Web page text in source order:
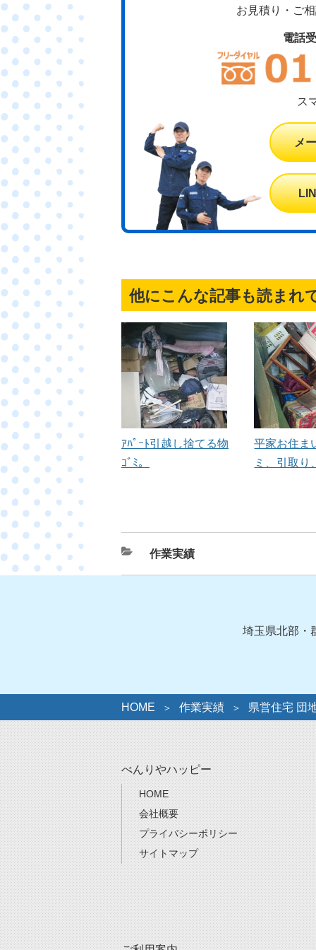
お見積り・ご
電話
ス
メ
他にこんな記事も読まれ
ｱﾊﾟｰﾄ引越し捨てる物
ｺﾞﾐ。
平家お住ま
ミ、引取り
カ
テ
作業実績
埼玉県北部・
HOME 作業実績 県営住宅 団
べんりやハッピー
HOME
会社概要
プライバシーポリシー
サイトマップ